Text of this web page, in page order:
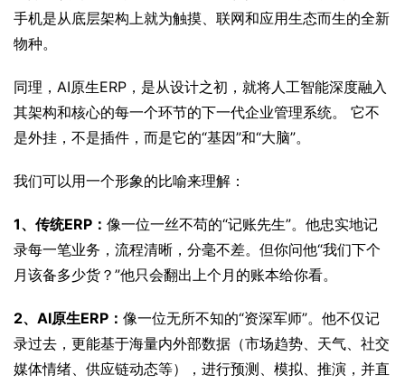
手机是从底层架构上就为触摸、联网和应用生态而生的全新
物种。
同理，AI原生ERP，是从设计之初，就将人工智能深度融入
其架构和核心的每一个环节的下一代企业管理系统。 它不
是外挂，不是插件，而是它的“基因”和“大脑”。
我们可以用一个形象的比喻来理解：
1、传统ERP： 像一位一丝不苟的“记账先生”。他忠实地记
录每一笔业务，流程清晰，分毫不差。但你问他“我们下个
月该备多少货？”他只会翻出上个月的账本给你看。
2、AI原生ERP： 像一位无所不知的“资深军师”。他不仅记
录过去，更能基于海量内外部数据（市场趋势、天气、社交
媒体情绪、供应链动态等），进行预测、模拟、推演，并直